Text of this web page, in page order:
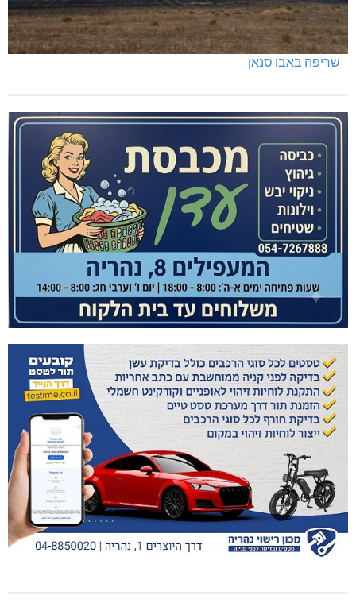
שריפה באבו סנאן